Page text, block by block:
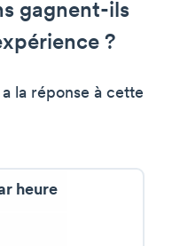
gagnent-ils
?
la réponse à cette
heure